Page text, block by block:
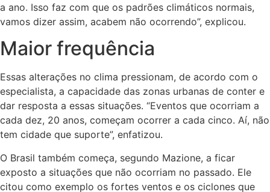
a ano. Isso faz com que os padrões climáticos normais,
vamos dizer assim, acabem não ocorrendo”, explicou.
Maior frequência
Essas alterações no clima pressionam, de acordo com o
especialista, a capacidade das zonas urbanas de conter e
dar resposta a essas situações. “Eventos que ocorriam a
cada dez, 20 anos, começam ocorrer a cada cinco. Aí, não
tem cidade que suporte”, enfatizou.
O Brasil também começa, segundo Mazione, a ficar
exposto a situações que não ocorriam no passado. Ele
citou como exemplo os fortes ventos e os ciclones que